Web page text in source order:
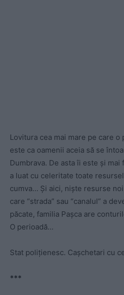
Lovitura cea mai mare pe care o
este ca oamenii aceia să se
Dumbrava. De asta îi este și
a luat cu celeritate toate
cumva… Și aici, niște resurse
care “strada” sau “canalul” a
păcate, familia Pașca are
O perioadă…
Stat polițienesc. Cașchetari cu
***